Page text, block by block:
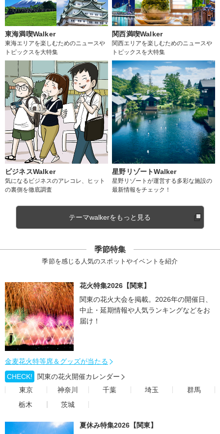
東海満喫Walker
東海エリアを楽しむためのニュースや
トピックスを大特集
関西満喫Walker
関西エリアを楽しむためのニュースや
トピックスを大特集
ビジネスWalker
気になるビジネスのアレコレ、ヒット
の裏側を徹底調査
星野リゾートWalker
星野リゾートが運営する多彩な施設の
最新情報をチェック！
テーマwalkerをもっと見る
季節特集
季節を感じる人気のスポットやイベントを紹介
花火特集2026【関東】
関東の花火大会を掲載。2026年の開催日、
中止・延期情報や人気ランキングなどをお
届け！
金麦花火特等席＆グッズが当たる
CHECK!
関東の花火開催カレンダー
東京
神奈川 千葉 埼玉
群馬
栃木
茨城
夏休み特集2026【関東】